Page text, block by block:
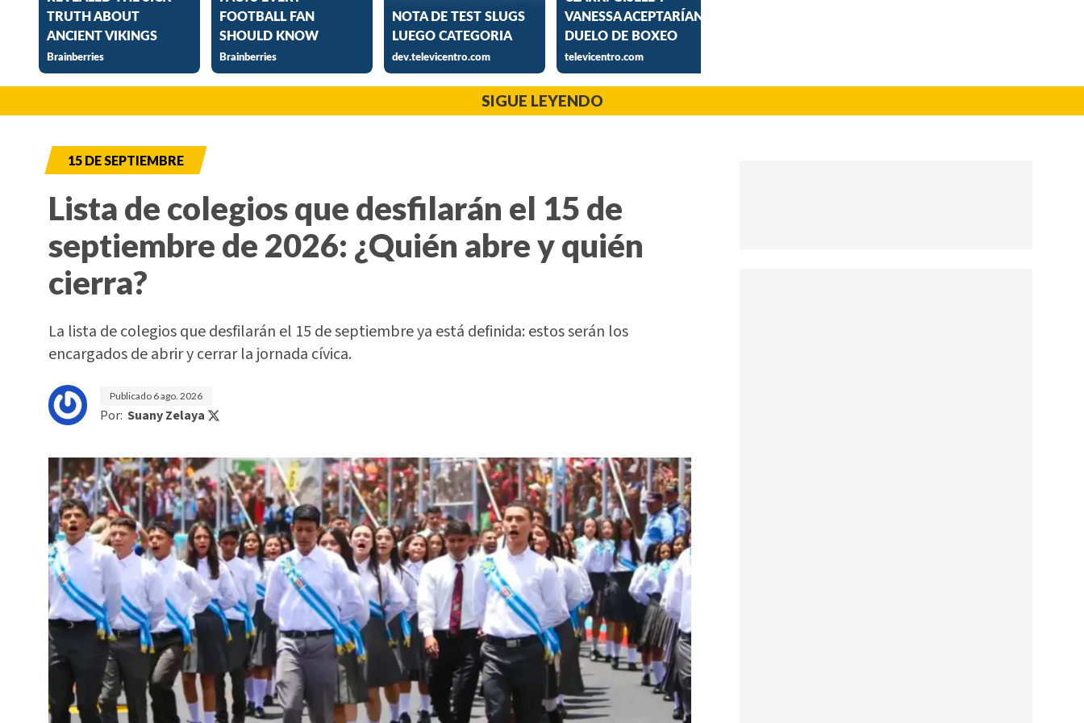
SIGUE LEYENDO
15 DE SEPTIEMBRE
Lista de colegios que desfilarán el 15 de
septiembre de 2026: ¿Quién abre y quién
cierra?
La lista de colegios que desfilarán el 15 de septiembre ya está definida: estos serán los
encargados de abrir y cerrar la jornada cívica.
Publicado 6 ago. 2026
Por: Suany Zelaya